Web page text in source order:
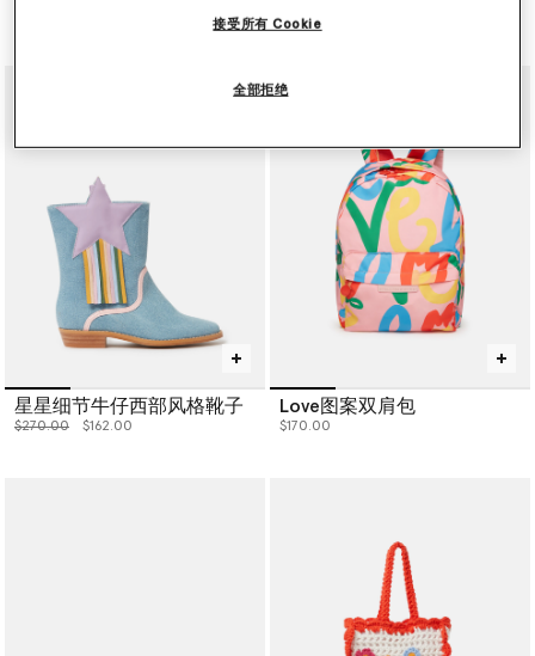
$170.00
星星细节牛仔西部风格靴子
价格从
$270.00下降至
$162.00
Love图案双肩包
$170.00
全部拒绝
接受所有 Cookie